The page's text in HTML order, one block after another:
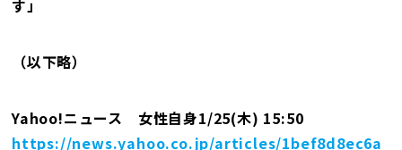
す」
（以下略）
Yahoo!ニュース 女性自身1/25(木) 15:50
https://news.yahoo.co.jp/articles/1bef8d8ec6a